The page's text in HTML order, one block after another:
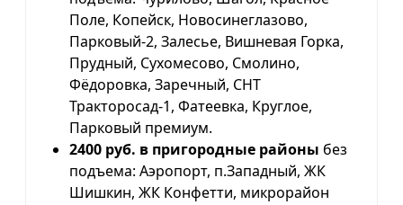
Поле, Копейск, Новосинеглазово,
Парковый-2, Залесье, Вишневая Горка,
Прудный, Сухомесово, Смолино,
Фёдоровка, Заречный, СНТ
Тракторосад-1, Фатеевка, Круглое,
Парковый премиум.
2400 руб. в пригородные районы без
подъема: Аэропорт, п.Западный, ЖК
Шишкин, ЖК Конфетти, микрорайон